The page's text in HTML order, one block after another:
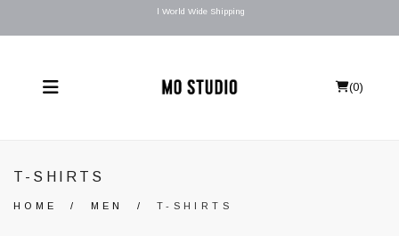
l World Wide Shipping
(0)
T-SHIRTS
HOME / MEN / T-SHIRTS